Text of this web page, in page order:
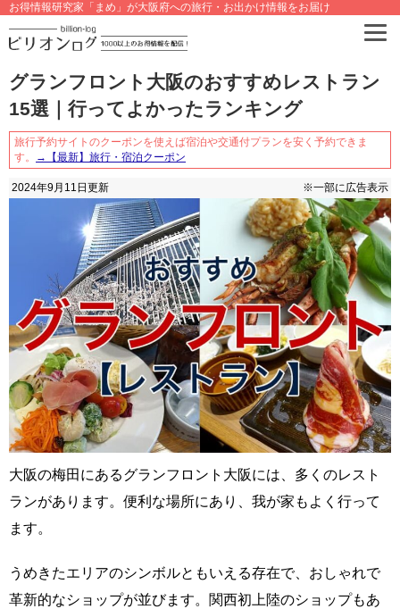
お得情報研究家「まめ」が大阪府への旅行・お出かけ情報をお届け
グランフロント大阪のおすすめレストラン
15選｜行ってよかったランキング
旅行予約サイトのクーポンを使えば宿泊や交通付プランを安く予約できま
す。
→【最新】旅行・宿泊クーポン
2024年9月11日 更新 ※一部に広告表示
大阪の梅田にあるグランフロント大阪には、多くのレスト
ランがあります。便利な場所にあり、我が家もよく行って
ます。
うめきたエリアのシンボルともいえる存在で、おしゃれで
革新的なショップが並びます。関西初上陸のショップもあ